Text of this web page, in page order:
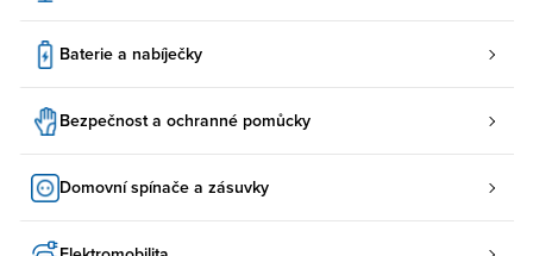
Baterie a nabíječky
Bezpečnost a ochranné pomůcky
Domovní spínače a zásuvky